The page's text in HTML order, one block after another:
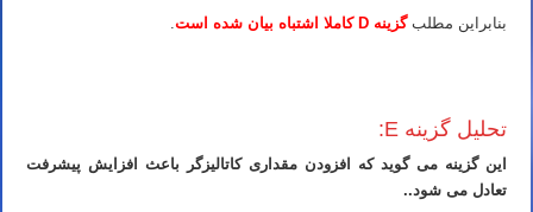
بنابراین مطلبگزینه D کاملا اشتباه بیان شده است
تحلیل گزینه E:
این گزینه می گوید که افزودن مقداری کاتالیزگر باعث افزایش پیشرفت
تعادل می شود..